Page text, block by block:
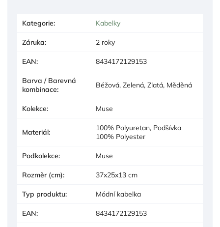
Kategorie: Kabelky
Záruka: 2 roky
EAN: 8434172129153
Barva / Barevná
kombinace: Béžová, Zelená, Zlatá, Měděná
Kolekce: Muse
Materiál:
100% Polyuretan, Podšívka
100% Polyester
Podkolekce: Muse
Rozměr (cm): 37x25x13 cm
Typ produktu: Módní kabelka
EAN: 8434172129153